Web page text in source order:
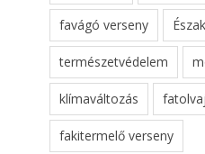
favágó verseny
természetvédelem
klímaváltozás fatolvaj
fakitermelő verseny